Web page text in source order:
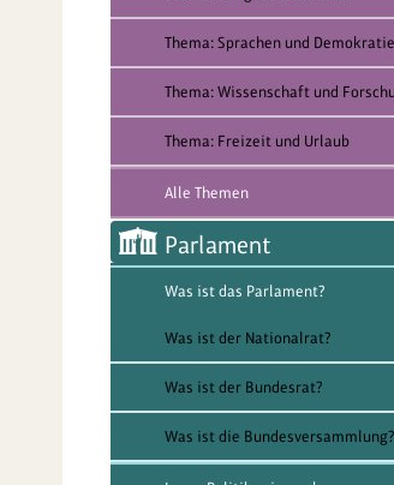
Thema: Sprachen und Demokratie
Thema: Wissenschaft und
Thema: Freizeit und Urlaub
Alle Themen
Parlament
Was ist das Parlament?
Was ist der Nationalrat?
Was ist der Bundesrat?
Was ist die Bundesversammlung?